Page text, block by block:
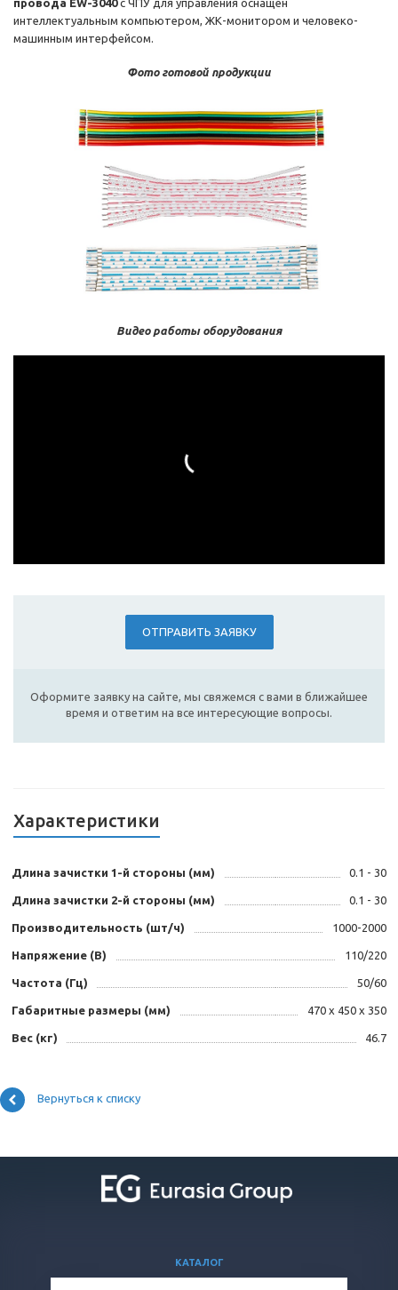
провода EW-3040с ЧПУ для управления оснащен
интеллектуальным компьютером, ЖК-монитором и человеко-
машинным интерфейсом.
Фото готовой продукции
Видео работы оборудования
ОТПРАВИТЬ ЗАЯВКУ
Оформите заявку на сайте, мы свяжемся с вами в ближайшее
время и ответим на все интересующие вопросы.
Характеристики
Длина зачистки 1-й стороны (мм) 0.1 - 30
Длина зачистки 2-й стороны (мм) 0.1 - 30
Производительность (шт/ч) 1000-2000
Напряжение (В) 110/220
Частота (Гц) 50/60
Габаритные размеры (мм) 470 x 450 x 350
Вес (кг) 46.7
Вернуться к списку
КАТАЛОГ